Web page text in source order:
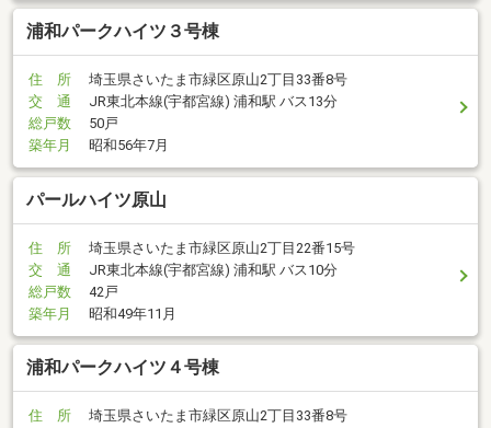
浦和パークハイツ３号棟
住 所
埼玉県さいたま市緑区原山2丁目33番8号
交 通
JR東北本線(宇都宮線) 浦和駅 バス13分
総戸数
50戸
築年月
昭和56年7月
パールハイツ原山
住 所
埼玉県さいたま市緑区原山2丁目22番15号
交 通
JR東北本線(宇都宮線) 浦和駅 バス10分
総戸数
42戸
築年月
昭和49年11月
浦和パークハイツ４号棟
住 所
埼玉県さいたま市緑区原山2丁目33番8号